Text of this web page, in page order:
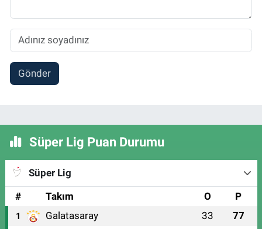
Gönder
Süper Lig Puan Durumu
Süper Lig
#
Takım O P
1 Galatasaray 33 77